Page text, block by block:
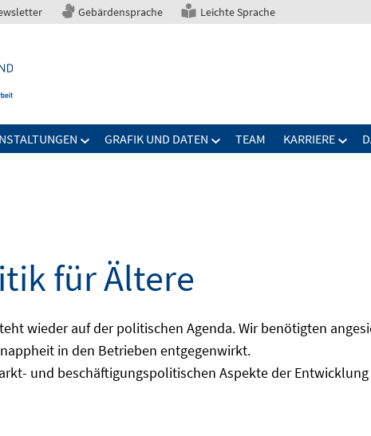
Gebärdensprache Leichte Sprache
GRAFIK UND DATEN TEAM KARRIERE
für Ältere
wieder auf der politischen Agenda. Wir benötigten
in den Betrieben entgegenwirkt.
und beschäftigungspolitischen Aspekte der